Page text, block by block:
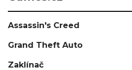
Assassin's Creed
Grand Theft Auto
Zaklínač